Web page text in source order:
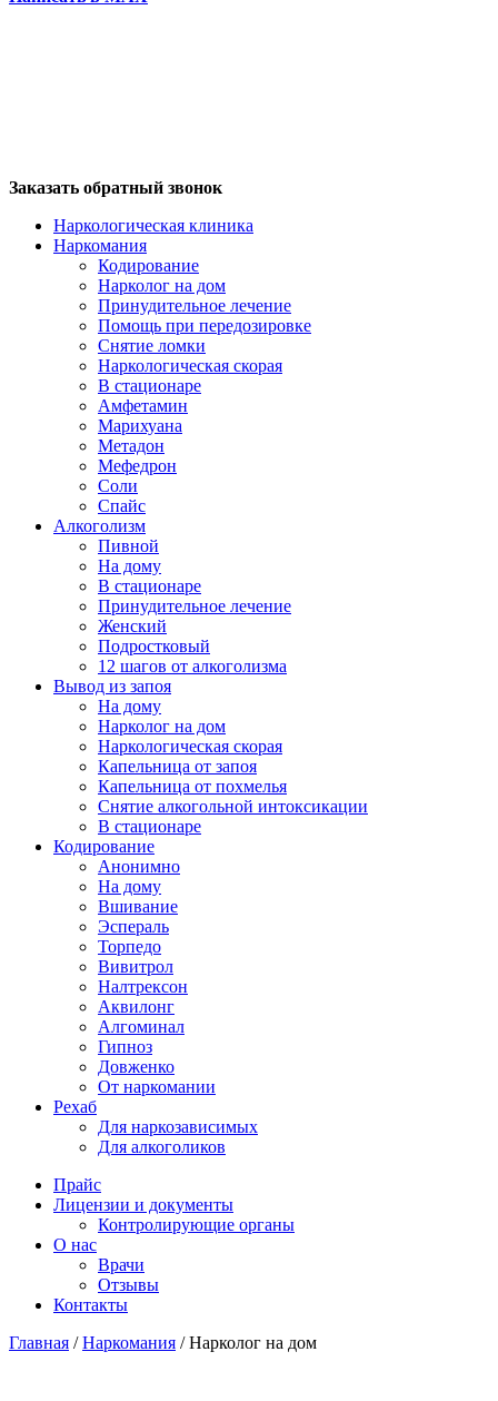
Заказать обратный звонок
Наркологическая клиника
Наркомания
Кодирование
Нарколог на дом
Принудительное лечение
Помощь при передозировке
Снятие ломки
Наркологическая скорая
В стационаре
Амфетамин
Марихуана
Метадон
Мефедрон
Соли
Спайс
Алкоголизм
Пивной
На дому
В стационаре
Принудительное лечение
Женский
Подростковый
12 шагов от алкоголизма
Вывод из запоя
На дому
Нарколог на дом
Наркологическая скорая
Капельница от запоя
Капельница от похмелья
Снятие алкогольной интоксикации
В стационаре
Кодирование
Анонимно
На дому
Вшивание
Эспераль
Торпедо
Вивитрол
Налтрексон
Аквилонг
Алгоминал
Гипноз
Довженко
От наркомании
Рехаб
Для наркозависимых
Для алкоголиков
Прайс
Лицензии и документы
Контролирующие органы
О нас
Врачи
Отзывы
Контакты
Главная /Наркомания /Нарколог на дом